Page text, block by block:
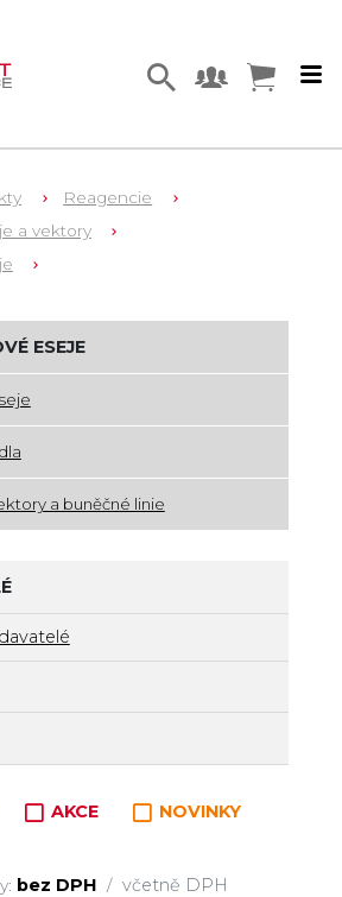
Reagencie
a vektory
ESEJE
a buněčné linie
AKCE
NOVINKY
bez DPH / včetně DPH